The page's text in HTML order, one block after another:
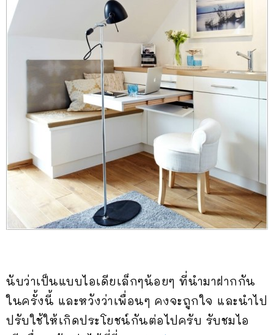
นับว่าเป็นแบบไอเดียเล็กๆน้อยๆ ที่นำมาฝากกัน
ในครั้งนี้ และหวังว่าเพื่อนๆ คงจะถูกใจ และนำไป
ปรับใช้ให้เกิดประโยชน์กันต่อไปครับ รับชมไอ